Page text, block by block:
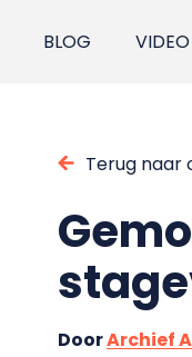
BLOG VIDEO
Terug naar
DoorArchief